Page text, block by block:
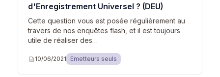
d'Enregistrement Universel ? (DEU)
Cette question vous est posée régulièrement au
travers de nos enquêtes flash, et il est toujours
utile de réaliser des…
description 10/06/2021 Emetteurs seuls